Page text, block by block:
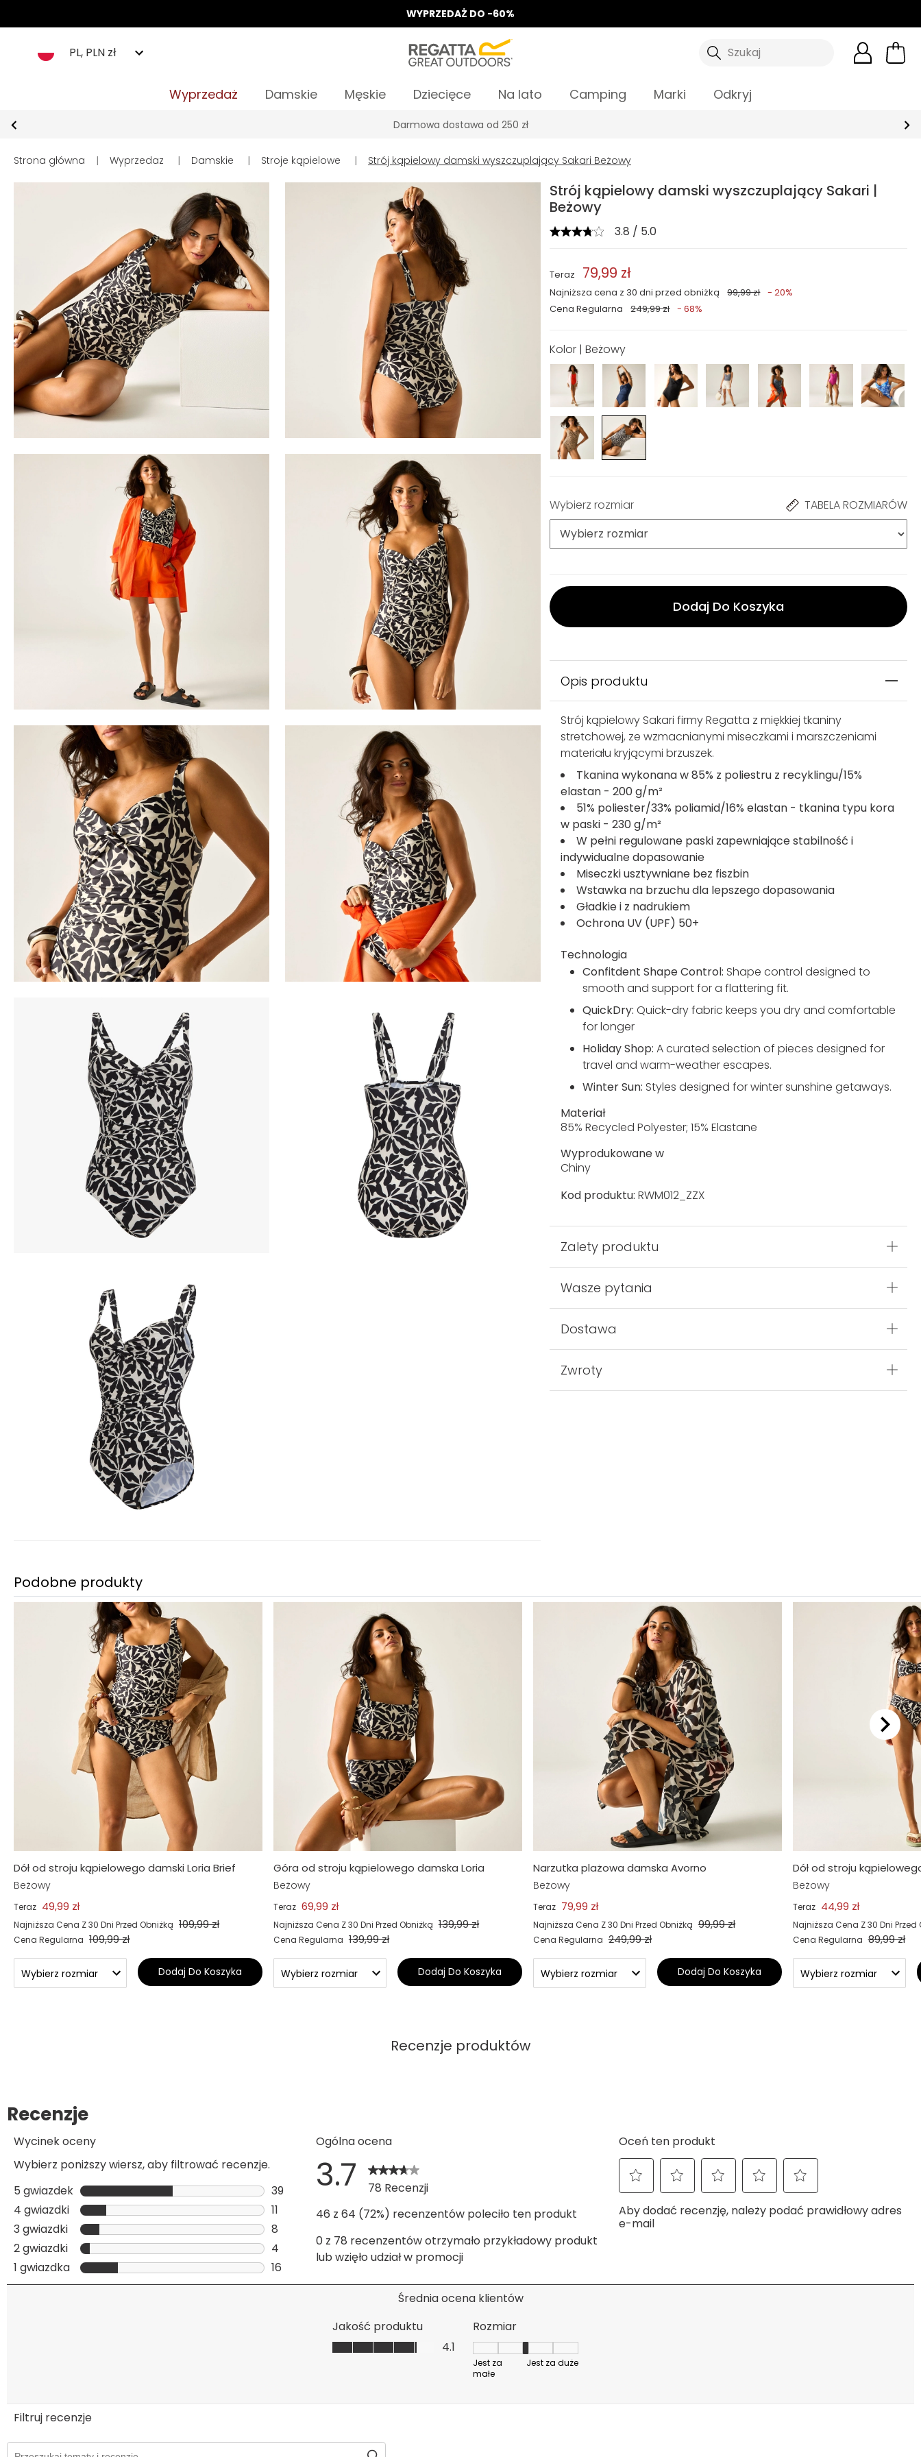
WYPRZEDAŻ DO -60%
PL, PLN zł Szukaj
Wyprzedaż Damskie Męskie Dziecięce Na lato Camping Marki Odkryj
Odbierz 15%, za zapis do Newslettera*
Strona główna | Wyprzedaz | Damskie | Stroje kąpielowe | Strój kąpielowy damski wyszczuplający Sakari Beżowy
Strój kąpielowy damski wyszczuplający Sakari |
Beżowy
3.8 / 5.0
Cena Regularna 249,99 zł - 68%
Najniższa cena z 30 dni przed obniżką 99,99 zł - 20%
Teraz 79,99 zł
Kolor | Beżowy
Wybierz rozmiar TABELA ROZMIARÓW
Dodaj Do Koszyka
Opis produktu
Strój kąpielowy Sakari firmy Regatta z miękkiej tkaniny
stretchowej, ze wzmacnianymi miseczkami i marszczeniami
materiału kryjącymi brzuszek.
Tkanina wykonana w 85% z poliestru z recyklingu/15%
elastan - 200 g/m²
51% poliester/33% poliamid/16% elastan - tkanina typu kora
w paski - 230 g/m²
W pełni regulowane paski zapewniające stabilność i
indywidualne dopasowanie
Miseczki usztywniane bez fiszbin
Wstawka na brzuchu dla lepszego dopasowania
Gładkie i z nadrukiem
Ochrona UV (UPF) 50+
Technologia
Confitdent Shape Control: Shape control designed to
smooth and support for a flattering fit.
QuickDry:Quick-dry fabric keeps you dry and comfortable
for longer
Holiday Shop:A curated selection of pieces designed for
travel and warm-weather escapes.
Winter Sun: Styles designed for winter sunshine getaways.
Materiał
85% Recycled Polyester; 15% Elastane
Wyprodukowane w
Chiny
Kod produktu: RWM012_ZZX
Zalety produktu
Wasze pytania
Dostawa
Zwroty
Podobne produkty
Dół od stroju kąpielowego damski Loria Brief
Beżowy
Teraz 49,99 zł
Najniższa Cena Z 30 Dni Przed Obniżką 109,99 zł
Cena Regularna 109,99 zł
Dodaj Do Koszyka
Góra od stroju kąpielowego damska Loria
Beżowy
Teraz 69,99 zł
Najniższa Cena Z 30 Dni Przed Obniżką 139,99 zł
Cena Regularna 139,99 zł
Dodaj Do Koszyka
Narzutka plażowa damska Avorno
Beżowy
Teraz 79,99 zł
Najniższa Cena Z 30 Dni Przed Obniżką 99,99 zł
Cena Regularna 249,99 zł
Dodaj Do Koszyka
Dół od stroju
Beżowy
Teraz 44,99 zł
Najniższa Cena Z 30 Dni Przed
Cena Regularna 89,99 zł
Recenzje produktów